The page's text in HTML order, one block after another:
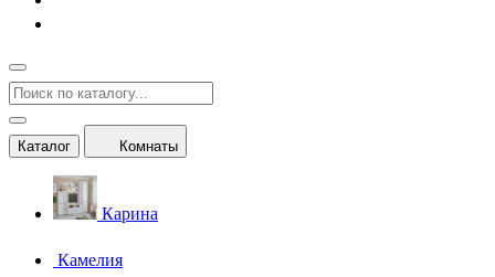
Каталог Комнаты
Карина
Камелия